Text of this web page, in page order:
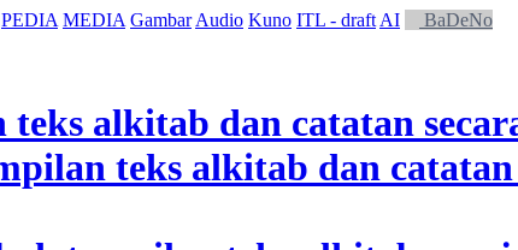
PEDIA MEDIA Gambar Audio Kuno ITL - draft AI BaDeNo